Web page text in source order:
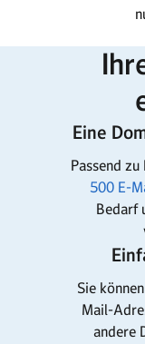
Eine
Passend
500 E-
Bedarf
Sie
Mail-
andere